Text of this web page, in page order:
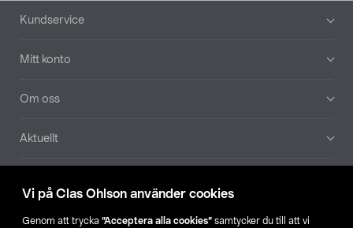
Vi på Clas Ohlson använder cookies
Genom att trycka ”Acceptera alla cookies” samtycker du till att vi
Sidfot
Kundservice
Mitt konto
Om oss
Aktuellt
Hitta butik